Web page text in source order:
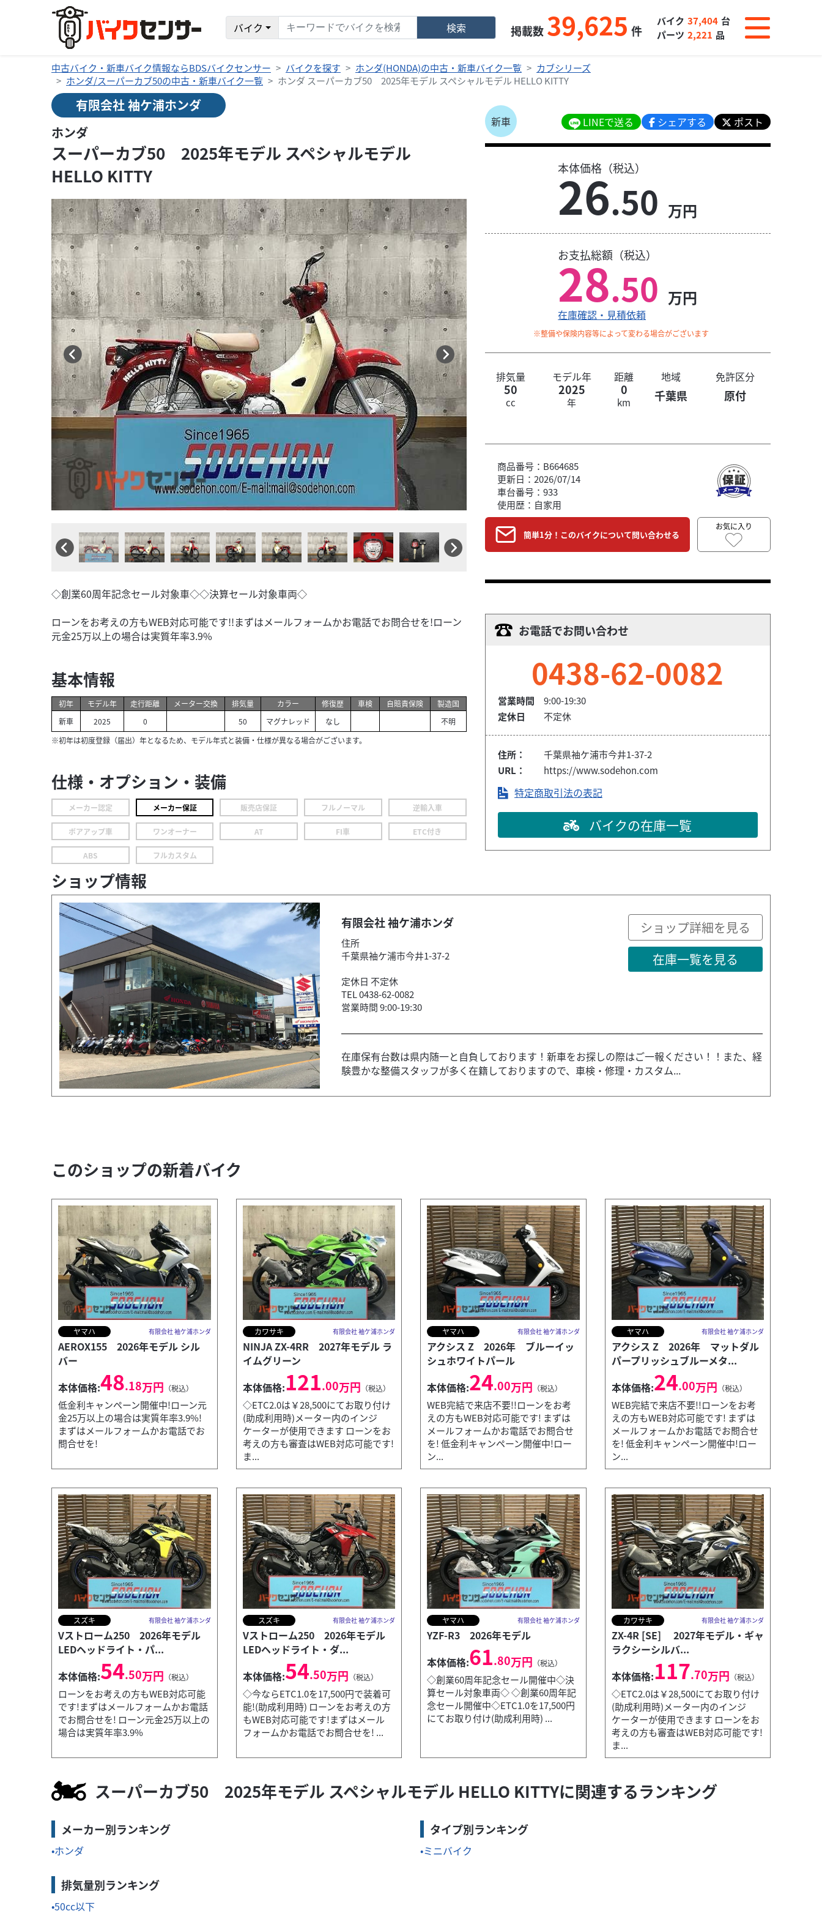
バイク 検索 掲載数 39,625 件
バイク 37,404 台
パーツ 2,221 品
中古バイク・新車バイク情報ならBDSバイクセンサー バイクを探す ホンダ(HONDA)の中古・新車バイク一覧
カブシリーズ
ホンダ/スーパーカブ50の中古・新車バイク一覧
ホンダ スーパーカブ50 2025年モデル スペシャルモデル HELLO KITTY
有限会社 袖ケ浦ホンダ
ホンダ
スーパーカブ50 2025年モデル スペシャルモデル
HELLO KITTY
◇創業60周年記念セール対象車◇◇決算セール対象車両◇
ローンをお考えの方もWEB対応可能です!!まずはメールフォームかお電話でお問合せを!ローン
元金25万以上の場合は実質年率3.9%
基本情報
初年
新車
モデル年
2025
走行距離
0
メーター交換
排気量
50
カラー
マグナレッド
修復歴
なし
車検 自賠責保険
製造国
不明
※初年は初度登録（届出）年となるため、モデル年式と装備・仕様が異なる場合がございます。
仕様・オプション・装備
メーカー認定 メーカー保証 販売店保証 フルノーマル 逆輸入車
ボアアップ車 ワンオーナー AT FI車 ETC付き
ABS フルカスタム
新車 LINEで送る シェアする ポスト
本体価格（税込）
26.50 万円
お支払総額（税込）
28.50 万円
在庫確認・見積依頼
※整備や保険内容等によって変わる場合がございます
排気量 モデル年 距離 地域 免許区分
50
cc
2025
年
0
km 千葉県 原付
商品番号：B664685
更新日：2026/07/14
車台番号：933
使用歴：自家用
簡単1分！このバイクについて問い合わせる
お気に入り
お電話でお問い合わせ
0438-62-0082
営業時間
9:00-19:30
定休日
不定休
住所：
千葉県袖ケ浦市今井1-37-2
URL：
https://www.sodehon.com
特定商取引法の表記
バイクの在庫一覧
ショップ情報
有限会社 袖ケ浦ホンダ
住所
千葉県袖ケ浦市今井1-37-2
定休日 不定休
TEL 0438-62-0082
営業時間 9:00-19:30
ショップ詳細を見る
在庫一覧を見る
在庫保有台数は県内随一と自負しております！新車をお探しの際はご一報ください！！また、経
験豊かな整備スタッフが多く在籍しておりますので、車検・修理・カスタム...
このショップの新着バイク
カワサキ
121
◇ETC2.0は￥28,500にてお取り付け(助成利用時)メーター内のインジケーターが使用できます ローンをお考えの方も審査はWEB対応可能です
ヤマハ 有限会社 袖ケ浦ホンダ
AEROX155 2026年モデル シル
バー
本体価格:48.18万円 （税込）
低金利キャンペーン開催中!ローン元
金25万以上の場合は実質年率3.9%!
まずはメールフォームかお電話でお
問合せを!
カワサキ 有限会社 袖ケ浦ホンダ
NINJA ZX-4RR 2027年モデル ラ
イムグリーン
本体価格:121.00万円 （税込）
◇ETC2.0は￥28,500にてお取り付け
(助成利用時)メーター内のインジ
ケーターが使用できます ローンをお
考えの方も審査はWEB対応可能です!
ま...
ヤマハ 有限会社 袖ケ浦ホンダ
アクシス Z 2026年 ブルーイッ
シュホワイトパール
本体価格:24.00万円 （税込）
WEB完結で来店不要!!ローンをお考
えの方もWEB対応可能です! まずは
メールフォームかお電話でお問合せ
を! 低金利キャンペーン開催中!ロー
ン...
ヤマハ 有限会社 袖ケ浦ホンダ
アクシス Z 2026年 マットダル
パープリッシュブルーメタ...
本体価格:24.00万円 （税込）
WEB完結で来店不要!!ローンをお考
えの方もWEB対応可能です! まずは
メールフォームかお電話でお問合せ
を! 低金利キャンペーン開催中!ロー
ン...
スズキ 有限会社 袖ケ浦ホンダ
Vストローム250 2026年モデル
LEDヘッドライト・パ...
本体価格:54.50万円 （税込）
ローンをお考えの方もWEB対応可能
です!まずはメールフォームかお電話
でお問合せを! ローン元金25万以上の
場合は実質年率3.9%
スズキ 有限会社 袖ケ浦ホンダ
Vストローム250 2026年モデル
LEDヘッドライト・ダ...
本体価格:54.50万円 （税込）
◇今ならETC1.0を17,500円で装着可
能!(助成利用時) ローンをお考えの方
もWEB対応可能です!まずはメール
フォームかお電話でお問合せを! ...
ヤマハ 有限会社 袖ケ浦ホンダ
YZF-R3 2026年モデル
本体価格:61.80万円 （税込）
◇創業60周年記念セール開催中◇決
算セール対象車両◇ ◇創業60周年記
念セール開催中◇ETC1.0を17,500円
にてお取り付け(助成利用時) ...
カワサキ 有限会社 袖ケ浦ホンダ
ZX-4R [SE] 2027年モデル・ギャ
ラクシーシルバ...
本体価格:117.70万円 （税込）
◇ETC2.0は￥28,500にてお取り付け
(助成利用時)メーター内のインジ
ケーターが使用できます ローンをお
考えの方も審査はWEB対応可能です!
ま...
スーパーカブ50 2025年モデル スペシャルモデル HELLO KITTYに関連するランキング
メーカー別ランキング
ホンダ
タイプ別ランキング
ミニバイク
排気量別ランキング
50cc以下